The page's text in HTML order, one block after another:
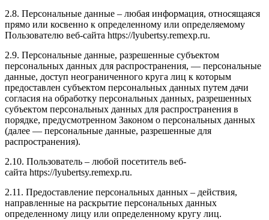
2.8. Персональные данные – любая информация, относящаяся
прямо или косвенно к определенному или определяемому
Пользователю веб-сайта https://lyubertsy.remexp.ru.
2.9. Персональные данные, разрешенные субъектом
персональных данных для распространения, — персональные
данные, доступ неограниченного круга лиц к которым
предоставлен субъектом персональных данных путем дачи
согласия на обработку персональных данных, разрешенных
субъектом персональных данных для распространения в
порядке, предусмотренном Законом о персональных данных
(далее — персональные данные, разрешенные для
распространения).
2.10. Пользователь – любой посетитель веб-
сайта https://lyubertsy.remexp.ru.
2.11. Предоставление персональных данных – действия,
направленные на раскрытие персональных данных
определенному лицу или определенному кругу лиц.